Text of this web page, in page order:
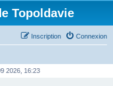
Topoldavie
Connexion
Inscription
2026, 16:23